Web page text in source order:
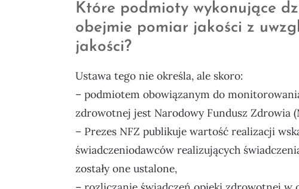
Które podmioty wykonujące
obejmie pomiar jakości z
jakości?
Ustawa tego nie określa, ale skoro:
– podmiotem obowiązanym do
zdrowotnej jest Narodowy Fundusz Zdrowia
– Prezes NFZ publikuje wartość realizacji
świadczeniodawców realizujących
zostały one ustalone,